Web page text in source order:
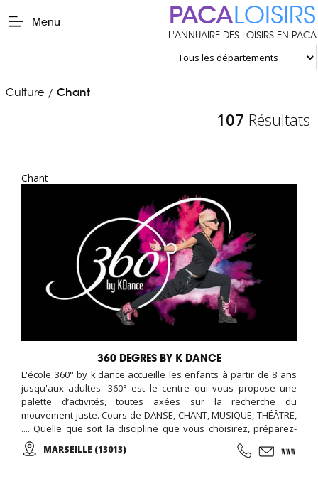
Menu PACALOISIRS
L'ANNUAIRE DES LOISIRS EN PACA
Culture / Chant
107 Résultats
Chant
360 DEGRES BY K DANCE
L'école 360° by k'dance accueille les enfants à partir de 8 ans
jusqu'aux adultes. 360° est le centre qui vous propose une
palette d’activités, toutes axées sur la recherche du
mouvement juste. Cours de DANSE, CHANT, MUSIQUE, THÉÂTRE,
.... Quelle que soit la discipline que vous choisirez, préparez-
vous à vivre une expérience à travers un épanouissement total
du corps et de l’esprit! À très bientôt pour vibrer, bouger et créer
MARSEILLE (13013)